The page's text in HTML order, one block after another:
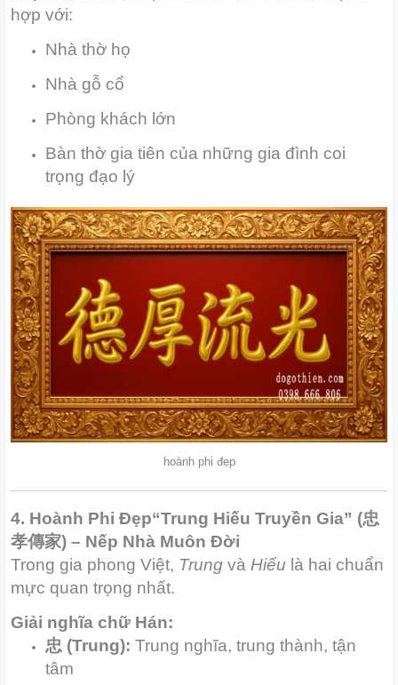
hợp với:
Nhà thờ họ
Nhà gỗ cổ
Phòng khách lớn
Bàn thờ gia tiên của những gia đình coi
trọng đạo lý
hoành phi đẹp
4. Hoành Phi Đẹp“Trung Hiếu Truyền Gia” (忠
孝傳家) – Nếp Nhà Muôn Đời
Trong gia phong Việt, Trung vàHiếu là hai chuẩn
mực quan trọng nhất.
Giải nghĩa chữ Hán:
忠 (Trung): Trung nghĩa, trung thành, tận
tâm